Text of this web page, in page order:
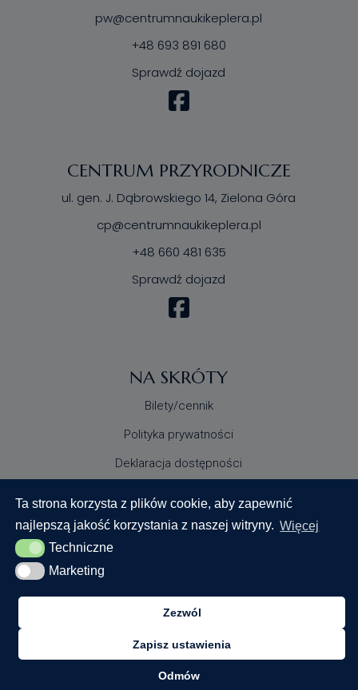
pw@centrumnaukikeplera.pl
+48 693 891 680
Sprawdź dojazd
CENTRUM PRZYRODNICZE
ul. gen. J. Dąbrowskiego 14, Zielona Góra
cp@centrumnaukikeplera.pl
+48 660 481 635
Sprawdź dojazd
NA SKRÓTY
Bilety/cennik
Polityka prywatności
Deklaracja dostępności
© 2024 Centrum Nauki Keplera. Wszystkie prawa
Realizacja:
Ta strona korzysta z plików cookie, aby zapewnić
najlepszą jakość korzystania z naszej witryny. Więcej
TechniczneTechniczne
MarketingMarketing
Odmów
Zapisz ustawienia
Zezwól